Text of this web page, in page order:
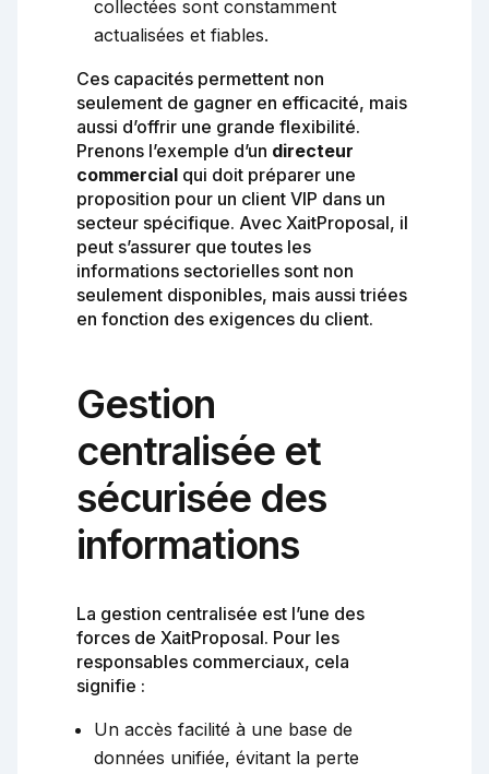
collectées sont constamment
actualisées et fiables.
Ces capacités permettent non
seulement de gagner en efficacité, mais
aussi d’offrir une grande flexibilité.
Prenons l’exemple d’un directeur
commercial qui doit préparer une
proposition pour un client VIP dans un
secteur spécifique. Avec XaitProposal, il
peut s’assurer que toutes les
informations sectorielles sont non
seulement disponibles, mais aussi triées
en fonction des exigences du client.
Gestion
centralisée et
sécurisée des
informations
La gestion centralisée est l’une des
forces de XaitProposal. Pour les
responsables commerciaux, cela
signifie :
Un accès facilité à une base de
données unifiée, évitant la perte